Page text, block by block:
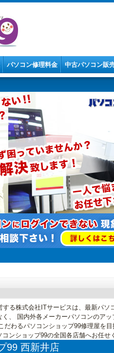
パソコン修理料金 中古パソコン販
する株式会社ITサービスは、最新パ
、 国内外各メーカーパソコンのア
だわるパソコンショップ99修理屋を目
ンショップ99の全国各店舗へお任せ
99 西新井店